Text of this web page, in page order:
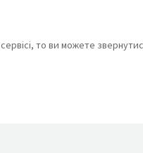
то ви можете